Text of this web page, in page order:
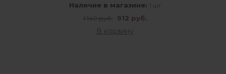
Наличие в магазине: 1 шт
1 140 руб.
912 руб.
В корзину